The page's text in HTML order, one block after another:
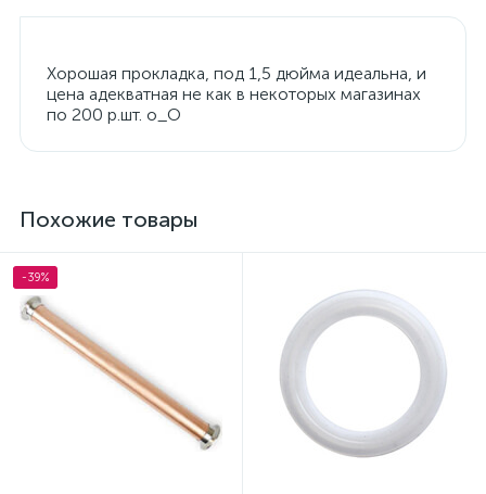
Хорошая прокладка, под 1,5 дюйма идеальна, и
цена адекватная не как в некоторых магазинах
по 200 р.шт. о_О
Похожие товары
-39%